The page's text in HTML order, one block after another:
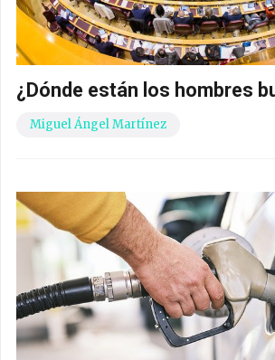
¿Dónde están los hombres
Miguel Ángel Martínez